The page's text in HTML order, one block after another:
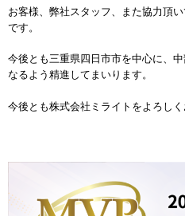
お客様、弊社スタッフ、また協力頂
です。
今後とも三重県四日市市を中心に、
なるよう精進してまいります。
今後とも株式会社ミライトをよろしく